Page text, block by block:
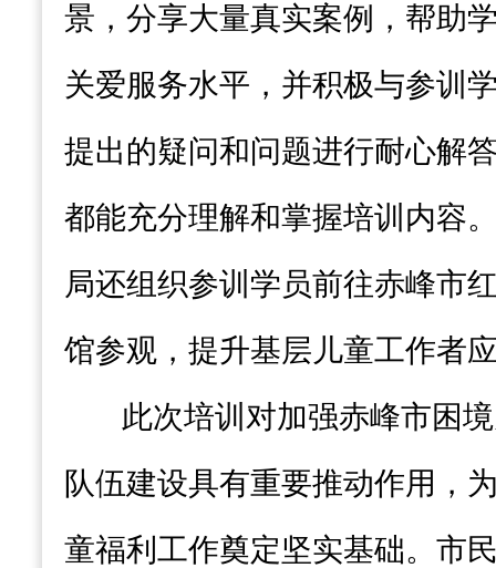
景，分享大量真实案例，帮助
关爱服务水平，并积极与参训
提出的疑问和问题进行耐心解
都能充分理解和掌握培训内容
局还组织参训学员前往赤峰市
馆参观，提升基层儿童工作者
此次培训对加强赤峰市困
队伍建设具有重要推动作用，
童福利工作奠定坚实基础。市